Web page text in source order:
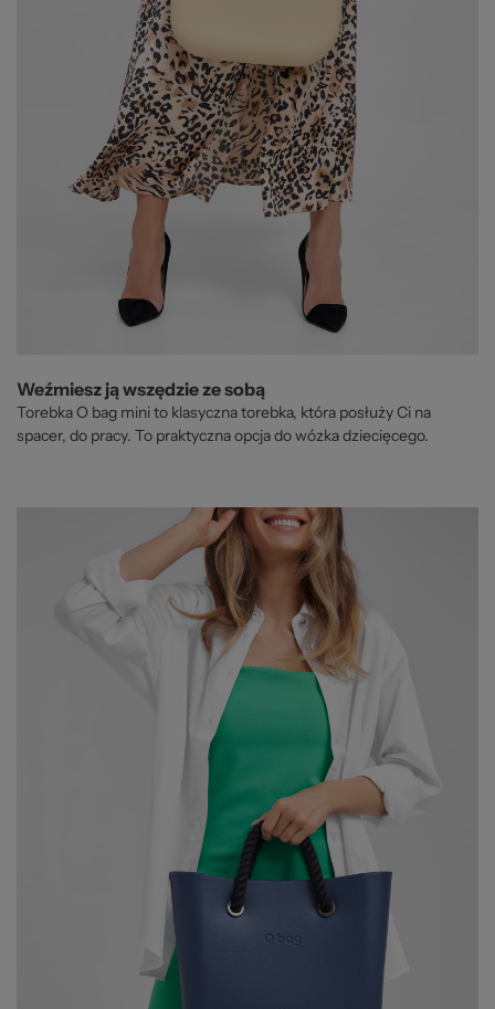
Weźmiesz ją wszędzie ze sobą
Torebka O bag mini to klasyczna torebka, która posłuży Ci na
spacer, do pracy. To praktyczna opcja do wózka dziecięcego.